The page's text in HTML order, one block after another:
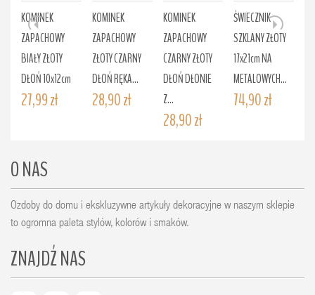
KOMINEK
ZAPACHOWY
BIAŁY ZŁOTY
DŁOŃ 10x12cm
27,99 zł
KOMINEK
ZAPACHOWY
ZŁOTY CZARNY
DŁOŃ RĘKA...
28,90 zł
KOMINEK
ZAPACHOWY
CZARNY ZŁOTY
DŁOŃ DŁONIE
Z...
28,90 zł
ŚWIECZNIK
SZKLANY ZŁOTY
17x21cm NA
METALOWYCH...
74,90 zł
O NAS
Ozdoby do domu i ekskluzywne artykuły dekoracyjne w naszym sklepie
to ogromna paleta stylów, kolorów i smaków.
ZNAJDŹ NAS